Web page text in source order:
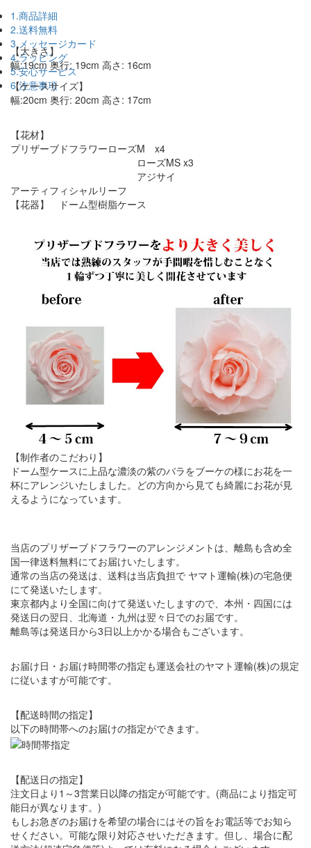
1.商品詳細
2.送料無料
3.メッセージカード
4.ラッピング
5.安心サービス
6.注意事項
【大きさ】
幅:19cm 奥行: 19cm 高さ: 16cm
【ケースサイズ】
幅:20cm 奥行: 20cm 高さ: 17cm
【花材】
プリザーブドフラワーローズM x4
ローズMS x3
アジサイ
アーティフィシャルリーフ
【花器】 ドーム型樹脂ケース
【制作者のこだわり】
ドーム型ケースに上品な濃淡の紫のバラをブーケの様にお花を一
杯にアレンジいたしました。どの方向から見ても綺麗にお花が見
えるようになっています。
当店のプリザーブドフラワーのアレンジメントは、離島も含め全
国一律送料無料にてお届けいたします。
通常の当店の発送は、送料は当店負担で ヤマト運輸(株)の宅急便
にて発送いたします。
東京都内より全国に向けて発送いたしますので、本州・四国には
発送日の翌日、北海道・九州は翌々日でのお届です。
離島等は発送日から3日以上かかる場合もございます。
お届け日・お届け時間帯の指定も運送会社のヤマト運輸(株)の規定
に従いますが可能です。
【配送時間の指定】
以下の時間帯へのお届けの指定ができます。
【配送日の指定】
注文日より1～3営業日以降の指定が可能です。(商品により指定可
能日が異なります。)
もしお急ぎのお届けを希望の場合にはその旨をお電話等でお知ら
せください。可能な限り対応させいただきます。但し、場合に配